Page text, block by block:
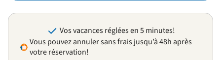
Vos vacances réglées en 5 minutes!
Vous pouvez annuler sans frais jusqu’à 48h après
votre réservation!